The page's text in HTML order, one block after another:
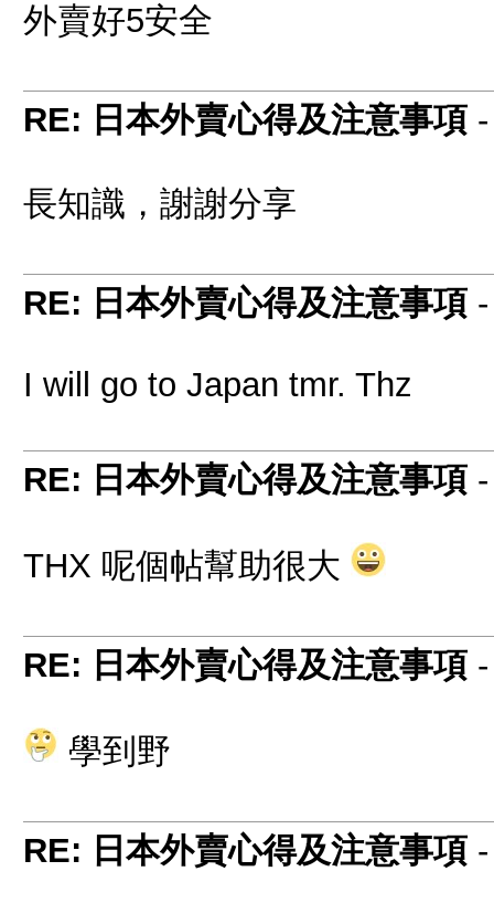
外賣好5安全
RE: 日本外賣心得及注意事項
長知識，謝謝分享
RE: 日本外賣心得及注意事項
I will go to Japan tmr. Thz
RE: 日本外賣心得及注意事項
THX 呢個帖幫助很大
RE: 日本外賣心得及注意事項
學到野
RE: 日本外賣心得及注意事項